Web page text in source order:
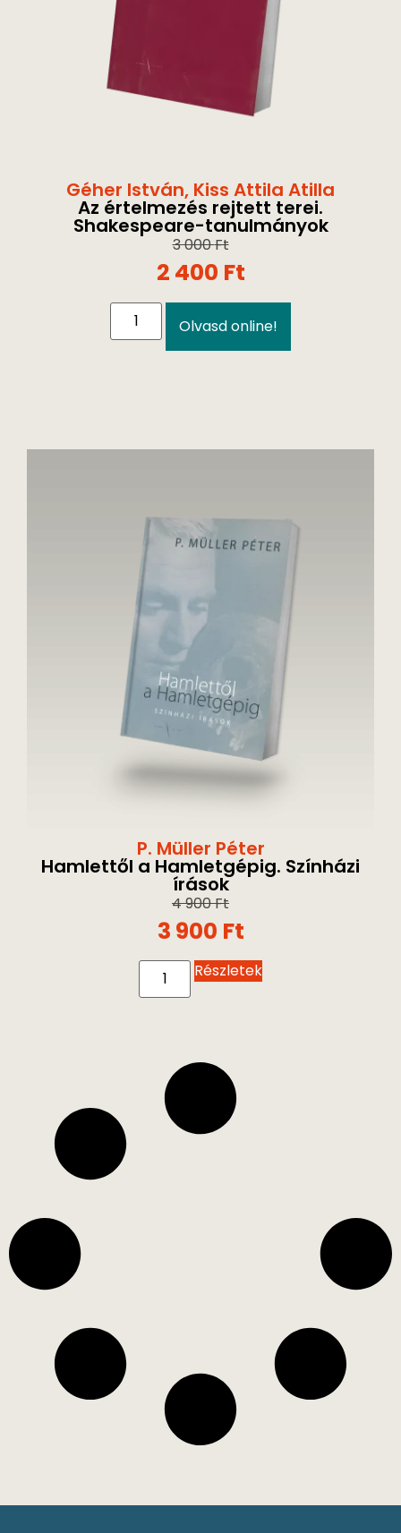
Géher István, Kiss Attila Atilla
Az értelmezés rejtett terei.
Shakespeare-tanulmányok
3 000Ft
2 400 Ft
Olvasd online!
P. Müller Péter
Hamlettől a Hamletgépig. Színházi
írások
4 900Ft
3 900 Ft
Részletek